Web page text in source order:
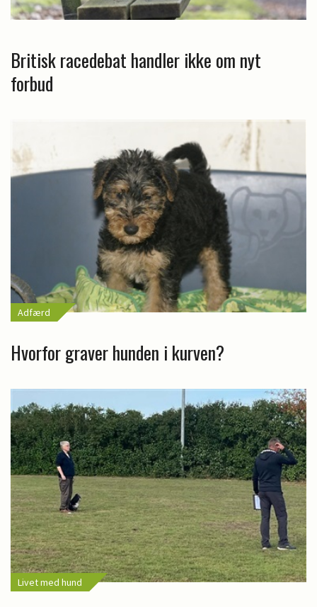
Britisk racedebat handler ikke om nyt
forbud
Adfærd
Hvorfor graver hunden i kurven?
Livet med hund